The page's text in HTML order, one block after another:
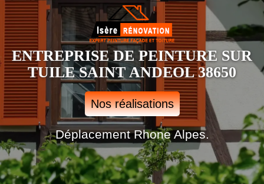
ENTREPRISE DE PEINTURE SUR
TUILE SAINT ANDEOL 38650
Nos réalisations
Déplacement Rhone Alpes.